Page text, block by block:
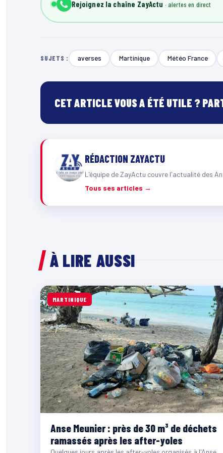
Rejoignez la chaîne ZayActu
SUJETS : averses Martinique Météo France
CET ARTICLE VOUS A ÉTÉ UTILE ?
RÉDACTION ZAYACTU
L'équipe de ZayActu couvre l'actualité des
Tous ses articles →
À LIRE AUSSI
MARTINIQUE
Anse Meunier : près de 30 m³ de déchets
ramassés après les after-yoles